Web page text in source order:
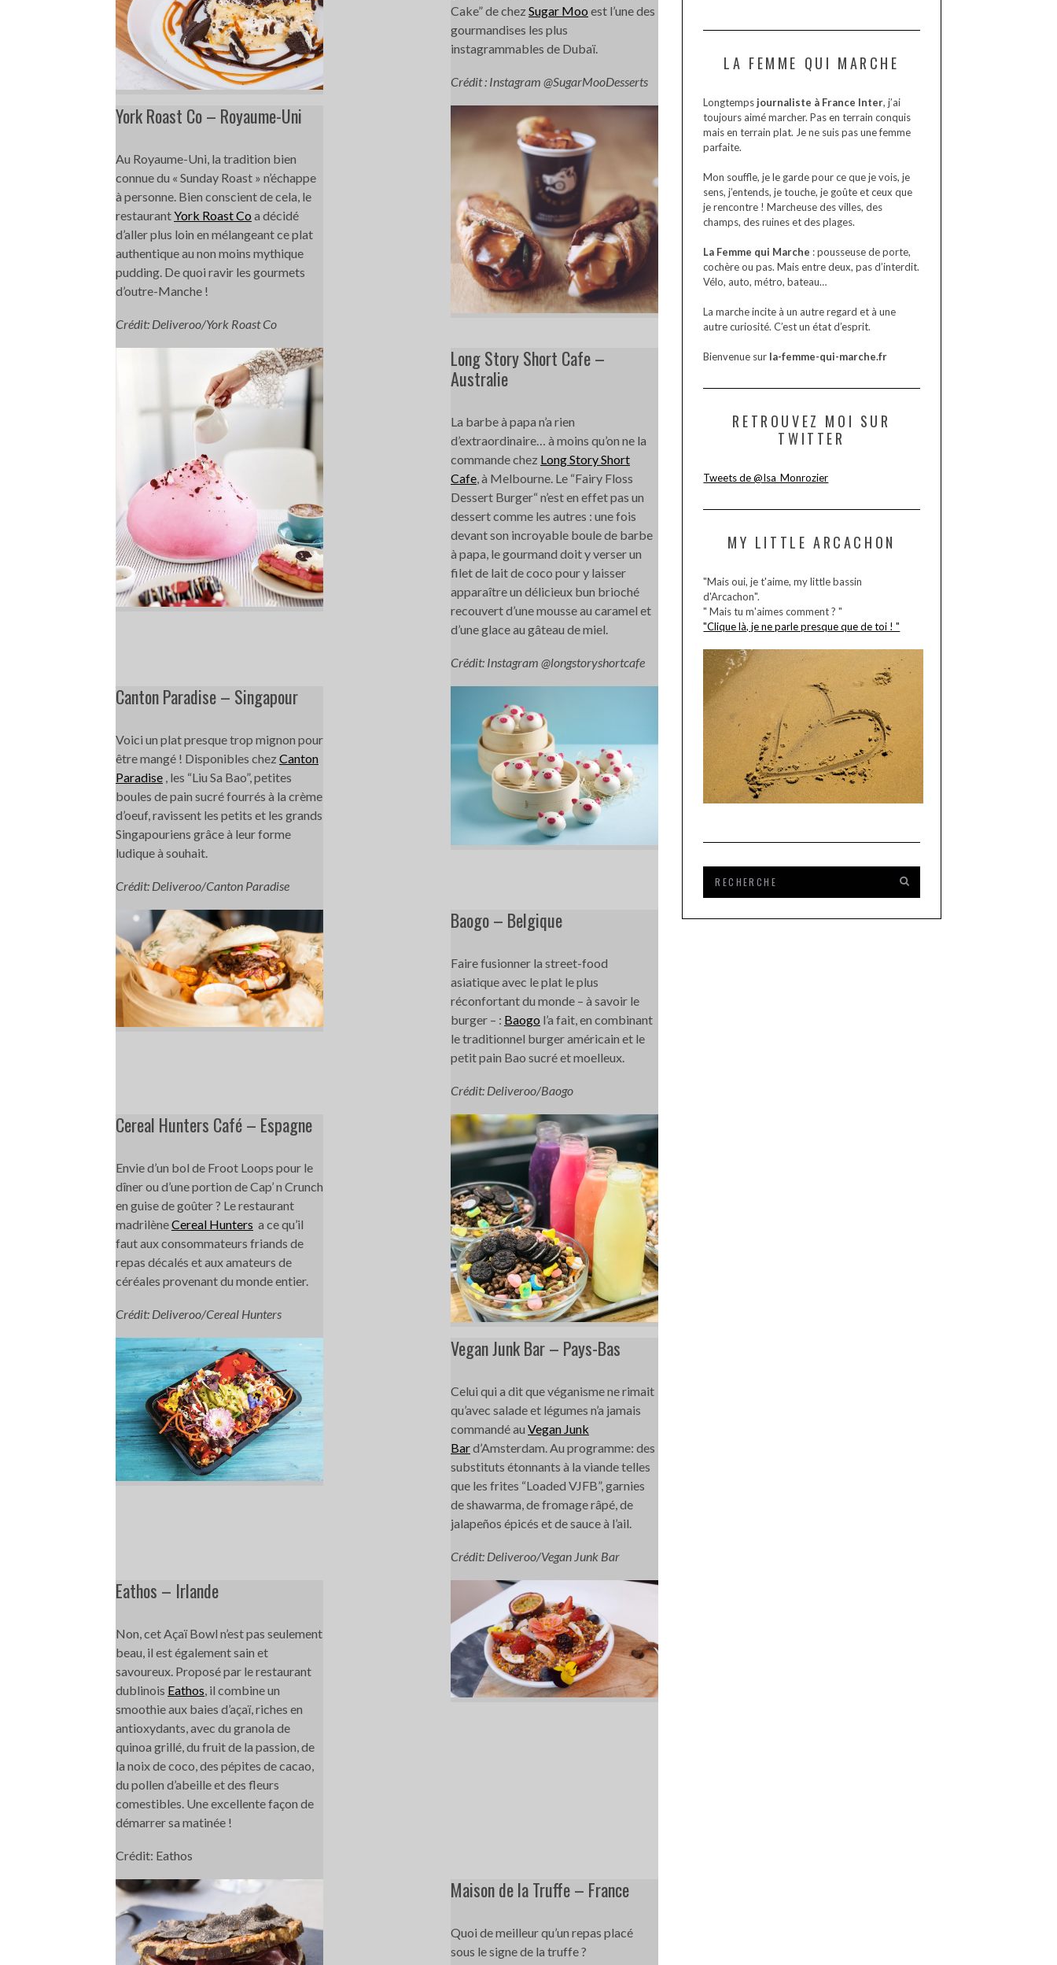
Cake” de chez Sugar Moo est l’une des
gourmandises les plus
instagrammables de Dubaï.
Crédit : Instagram @SugarMooDesserts
York Roast Co – Royaume-Uni
Au Royaume-Uni, la tradition bien
connue du « Sunday Roast » n’échappe
à personne. Bien conscient de cela, le
restaurantYork Roast Co a décidé
d’aller plus loin en mélangeant ce plat
authentique au non moins mythique
pudding. De quoi ravir les gourmets
d’outre-Manche !
Crédit: Deliveroo/York Roast Co
Long Story Short Cafe –
Australie
La barbe à papa n’a rien
d’extraordinaire… à moins qu’on ne la
commande chez Long Story Short
Cafe, à Melbourne. Le “Fairy Floss
Dessert Burger“ n’est en effet pas un
dessert comme les autres : une fois
devant son incroyable boule de barbe
à papa, le gourmand doit y verser un
filet de lait de coco pour y laisser
apparaître un délicieux bun brioché
recouvert d’une mousse au caramel et
d’une glace au gâteau de miel.
Crédit: Instagram @longstoryshortcafe
Canton Paradise – Singapour
Voici un plat presque trop mignon pour
être mangé ! Disponibles chez Canton
Paradise , les “Liu Sa Bao”, petites
boules de pain sucré fourrés à la crème
d’oeuf, ravissent les petits et les grands
Singapouriens grâce à leur forme
ludique à souhait.
Crédit: Deliveroo/Canton Paradise
Baogo – Belgique
Faire fusionner la street-food
asiatique avec le plat le plus
réconfortant du monde – à savoir le
burger – : Baogo l’a fait, en combinant
le traditionnel burger américain et le
petit pain Bao sucré et moelleux.
Crédit: Deliveroo/Baogo
Cereal Hunters Café – Espagne
Envie d’un bol de Froot Loops pour le
dîner ou d’une portion de Cap’ n Crunch
en guise de goûter ? Le restaurant
madrilèneCereal Hunters a ce qu’il
faut aux consommateurs friands de
repas décalés et aux amateurs de
céréales provenant du monde entier.
Crédit: Deliveroo/Cereal Hunters
Vegan Junk Bar – Pays-Bas
Celui qui a dit que véganisme ne rimait
qu’avec salade et légumes n’a jamais
commandé au Vegan Junk
Bard’Amsterdam. Au programme: des
substituts étonnants à la viande telles
que les frites “Loaded VJFB”, garnies
de shawarma, de fromage râpé, de
jalapeños épicés et de sauce à l’ail.
Crédit: Deliveroo/Vegan Junk Bar
Eathos – Irlande
Non, cet Açaï Bowl n’est pas seulement
beau, il est également sain et
savoureux. Proposé par le restaurant
dublinois Eathos, il combine un
smoothie aux baies d’açaï, riches en
antioxydants, avec du granola de
quinoa grillé, du fruit de la passion, de
la noix de coco, des pépites de cacao,
du pollen d’abeille et des fleurs
comestibles. Une excellente façon de
démarrer sa matinée !
Crédit: Eathos
Maison de la Truffe – France
Quoi de meilleur qu’un repas placé
sous le signe de la truffe ?
LA FEMME QUI MARCHE
Longtempsjournaliste à France Inter, j’ai
toujours aimé marcher. Pas en terrain conquis
parfaite.
Mon souffle, je le garde pour ce que je vois, je
sens, j’entends, je touche, je goûte et ceux que
champs, des ruines et des plages.
La Femme qui Marche: pousseuse de porte,
Vélo, auto, métro, bateau…
autre curiosité. C’est un état d’esprit.
Bienvenue surla-femme-qui-marche.fr
TWITTER
Tweets de @Isa_Monrozier
MY LITTLE ARCACHON
"Mais oui, je t'aime, my little bassin
d'Arcachon".
"Clique là, je ne parle presque que de toi ! "